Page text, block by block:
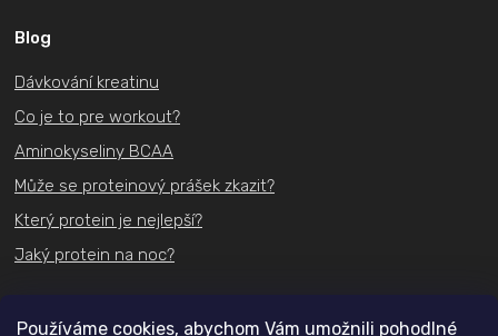
Používáme cookies, abychom Vám umožnili pohodlné
Blog
Dávkování kreatinu
Co je to pre workout?
Aminokyseliny BCAA
Může se proteinový prášek zkazit?
Který protein je nejlepší?
Jaký protein na noc?
Kontakt